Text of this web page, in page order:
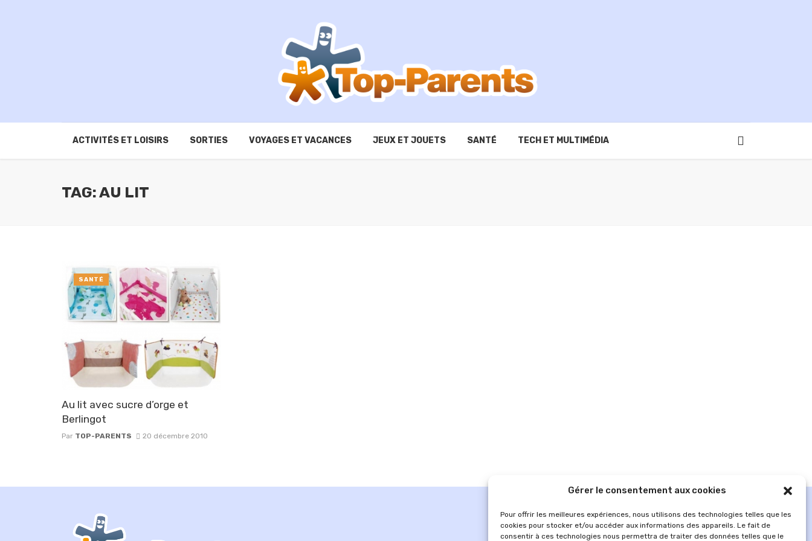
Gérer le consentement aux cookies
Pour offrir les meilleures expériences, nous utilisons des technologies telles que les
cookies pour stocker et/ou accéder aux informations des appareils. Le fait de
consentir à ces technologies nous permettra de traiter des données telles que le
ACTIVITÉS ET LOISIRS SORTIES VOYAGES ET VACANCES JEUX ET JOUETS SANTÉ TECH ET MULTIMÉDIA
TAG: AU LIT
Au lit avec sucre d’orge et
Berlingot
Par TOP-PARENTS 20 décembre 2010
SANTÉ